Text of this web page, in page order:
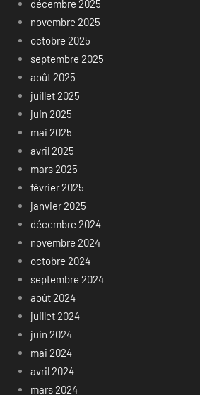
décembre 2025
novembre 2025
octobre 2025
septembre 2025
août 2025
juillet 2025
juin 2025
mai 2025
avril 2025
mars 2025
février 2025
janvier 2025
décembre 2024
novembre 2024
octobre 2024
septembre 2024
août 2024
juillet 2024
juin 2024
mai 2024
avril 2024
mars 2024